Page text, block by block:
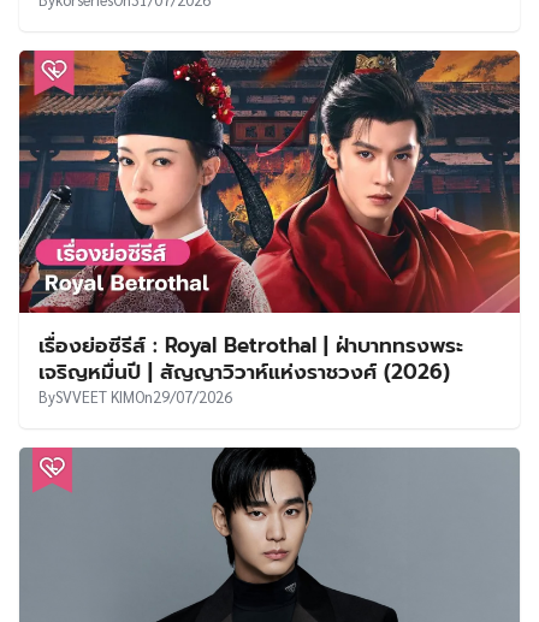
เรื่องย่อซีรีส์ : Royal Betrothal | ฝ่าบาททรงพระ
เจริญหมื่นปี | สัญญาวิวาห์แห่งราชวงศ์ (2026)
BySVVEET KIMOn29/07/2026